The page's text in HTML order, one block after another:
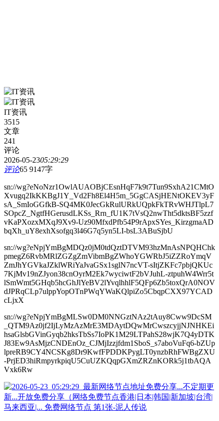
IT资讯
3515
文章
241
评论
2026-05-2305:29:29
评论65 9147字
sn://wg?eNoNzr1OwlAUAOBjCEsnHqF7k9t7Tun9SxhA21CMtO
Xvugq2IkKKBgJ1Y_Vd2Fh8El4H5m_5GgCASjHENtOKEV3yF
sA_SmIoGGfkB-SQ4MK0JecGkRulURkUQpkFkTRvWHJTlpL7
SOpcZ_NgtfHGerusdLKSs_Rrn_fU1K7tVsQ2nwTht5dktsBF5zzf
vKaPXozxMXqJ9Xv9-Uz90MfxdPfb54P9rApxSYes_KirzgmaAD
bqXh_uY8exhXsofgq3l46G7q5yn5LI-bsL3ABuSjbU
sn://wg?eNpjYmBgMDQz0jM0tdQztDTVM93hzMnAsNPQHChk
pmegZ6RvbMRlZGZgZmVibmBgZWhoYGWRbJ5iZZRoYmqV
ZmJhYGVkaJZklWRiYaJvaGSx1sglN7ncVT-sItjZKFc7pbjQKUc
7KjMv19nZJyon38cnOyrM2Ek7wyciwtF2bVJuhL-ztpuhW4Wrr5t
lSmWmt5GHqb5hcGhJlYeBV2lYvqlhhlF5QFp6Zb5toxQrA0NOV
dJPRqCLp7ulppYopOTnPWqYWaKQlpiZo5CbqpCXX97YCAD
cLjxX
sn://wg?eNpjYmBgMLSw0DM0NNGztNAz2tAuy8Cww9DcSM
_QTM9Az0jf2IjLyMzAzMrE3MDAytDQwMrCwszcyjjNJNHKEi
hsaGlsbGVinGyqb2hksTbSs7IoPK1M29LTPahS28wjK7Q4yDTK
J83Ew9AsMjzCNDEnOz_CJMjIzzjfdm1SboS_s7aboVuFq6-bZUp
lpreRB9CY4NCSKg8Dr9KwfFPDDKPygLT0ynzbRhFWBgZXU
-PrjED3hiRmpyrkpiqU5CuUZKQqpGXmZRZnKORk5j1tbAQA
Vxk6Rw